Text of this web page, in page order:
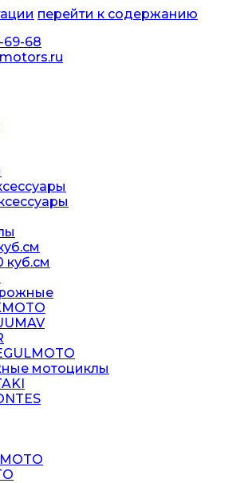
перейти к содержанию
69-68
куб.см
мотоциклы